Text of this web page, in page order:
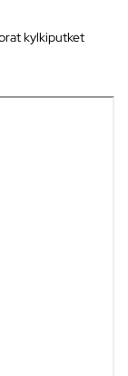
kylkiputket